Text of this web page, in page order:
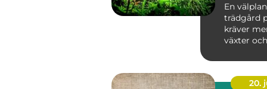
En
trädgård
kräver
växter
salt ...
20.